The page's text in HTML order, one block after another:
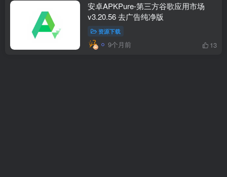
安卓APKPure-第三方谷歌应用市场
v3.20.56 去广告纯净版
资源下载
9个月前 13